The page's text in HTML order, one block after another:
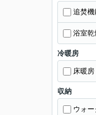
追焚機
浴室乾
冷暖房
床暖房
収納
ウォ